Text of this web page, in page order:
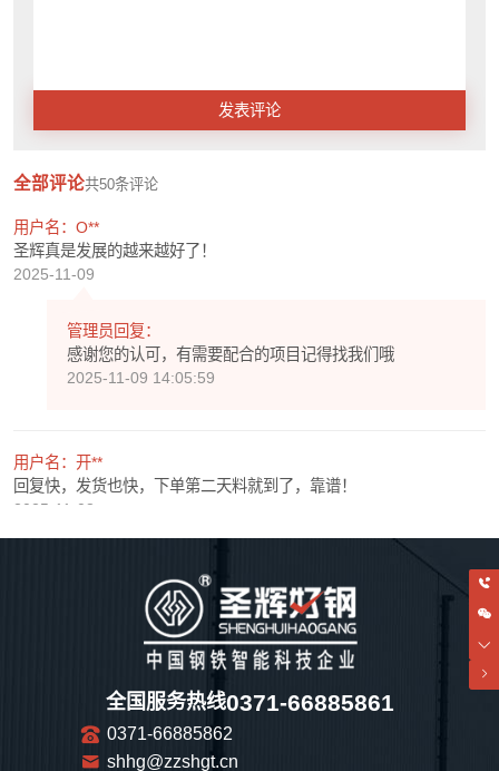
发表评论
全部评论共50条评论
用户名：O**
圣辉真是发展的越来越好了！
2025-11-09
管理员回复：
感谢您的认可，有需要配合的项目记得找我们哦
2025-11-09 14:05:59
用户名：开**
回复快，发货也快，下单第二天料就到了，靠谱！
2025-11-08
感谢您的认可，期待以后和您还有很多次愉快的合作！
2025-11-08 14:06:11
2025-11-07
全国服务热线0371-66885861
0371-66885862
shhg@zzshgt.cn